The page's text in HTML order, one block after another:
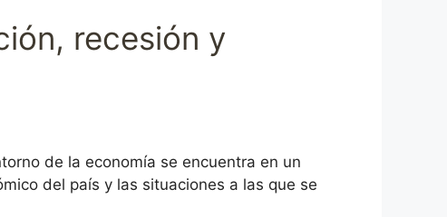
recesión y
de la economía se encuentra en un
del país y las situaciones a las que se